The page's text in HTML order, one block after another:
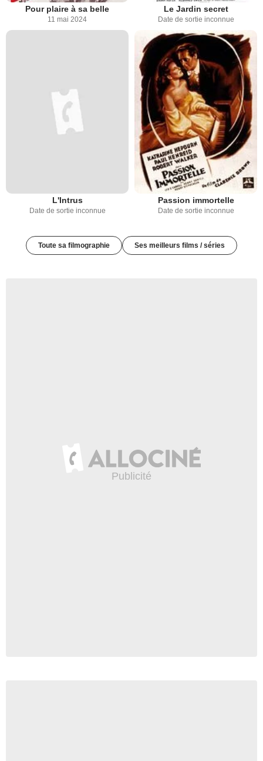
Pour plaire à sa belle
11 mai 2024
Le Jardin secret
Date de sortie inconnue
L'Intrus
Date de sortie inconnue
Passion immortelle
Date de sortie inconnue
Toute sa filmographie Ses meilleurs films / séries